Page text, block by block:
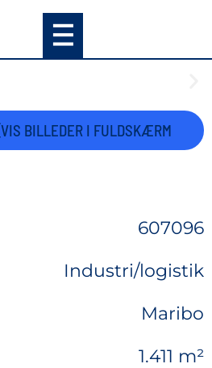
VIS BILLEDER I FULDSKÆRM
607096
Industri/logistik
Maribo
1.411 m²